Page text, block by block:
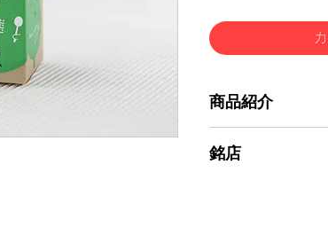
商品紹介
ルを混ぜ込みまし
銘店